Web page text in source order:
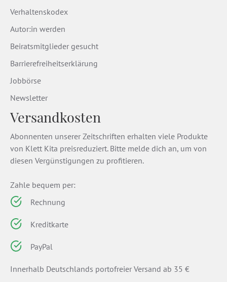
Verhaltenskodex
Autor:in werden
Beiratsmitglieder gesucht
Barrierefreiheitserklärung
Jobbörse
Newsletter
Versandkosten
Abonnenten unserer Zeitschriften erhalten viele Produkte
von Klett Kita preisreduziert. Bitte melde dich an, um von
diesen Vergünstigungen zu profitieren.
Zahle bequem per:
Rechnung
Kreditkarte
PayPal
Innerhalb Deutschlands portofreier Versand ab 35 €